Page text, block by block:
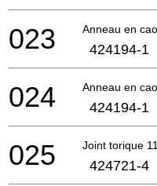
Anneau en
023 424194-1
Anneau en
024 424194-1
Joint torique
025 424721-4